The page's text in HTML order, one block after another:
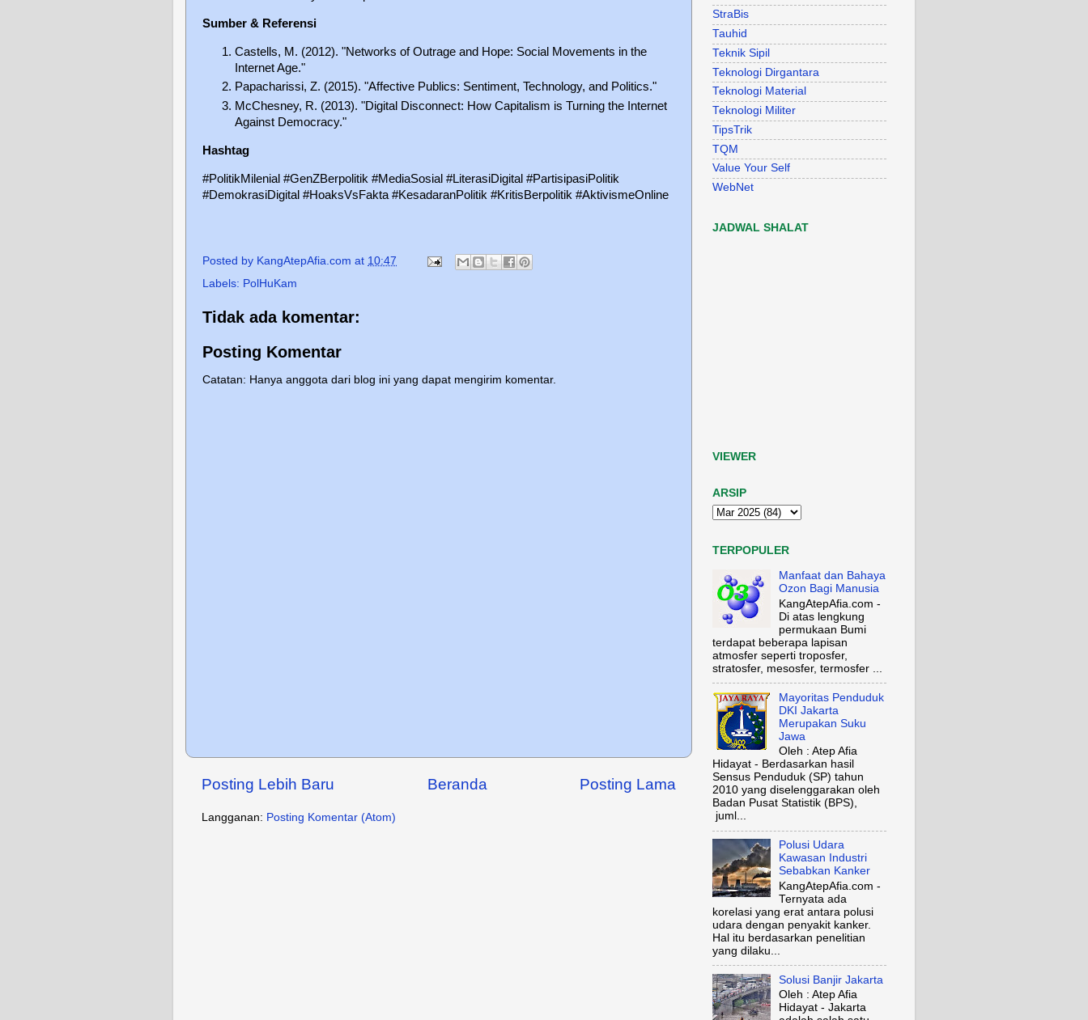
Sumber & Referensi
Castells, M. (2012). "Networks of Outrage and Hope: Social Movements in the
Internet Age."
Papacharissi, Z. (2015). "Affective Publics: Sentiment, Technology, and Politics."
McChesney, R. (2013). "Digital Disconnect: How Capitalism is Turning the Internet
Against Democracy."
Hashtag
#PolitikMilenial #GenZBerpolitik #MediaSosial #LiterasiDigital #PartisipasiPolitik
#DemokrasiDigital #HoaksVsFakta #KesadaranPolitik #KritisBerpolitik #AktivismeOnline
Posted by KangAtepAfia.com at 10:47
Labels: PolHuKam
Tidak ada komentar:
Posting Komentar
Catatan: Hanya anggota dari blog ini yang dapat mengirim komentar.
Posting Lebih Baru Posting Lama
Beranda
Langganan: Posting Komentar (Atom)
StraBis
Tauhid
Teknik Sipil
Teknologi Dirgantara
Teknologi Material
Teknologi Militer
TipsTrik
TQM
Value Your Self
WebNet
JADWAL SHALAT
VIEWER
ARSIP
TERPOPULER
Manfaat dan Bahaya
Ozon Bagi Manusia
KangAtepAfia.com -
Di atas lengkung
permukaan Bumi
terdapat beberapa lapisan
atmosfer seperti troposfer,
stratosfer, mesosfer, termosfer ...
Mayoritas Penduduk
DKI Jakarta
Merupakan Suku
Jawa
Oleh : Atep Afia
Hidayat - Berdasarkan hasil
Sensus Penduduk (SP) tahun
2010 yang diselenggarakan oleh
Badan Pusat Statistik (BPS),
juml...
Polusi Udara
Kawasan Industri
Sebabkan Kanker
KangAtepAfia.com -
Ternyata ada
korelasi yang erat antara polusi
udara dengan penyakit kanker.
Hal itu berdasarkan penelitian
yang dilaku...
Solusi Banjir Jakarta
Oleh : Atep Afia
Hidayat - Jakarta